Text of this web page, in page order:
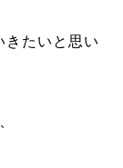
たいと思い